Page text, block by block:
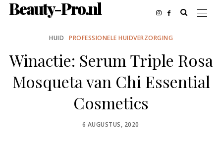
Beauty-Pro.nl
HUID PROFESSIONELE HUIDVERZORGING
Winactie: Serum Triple Rosa
Mosqueta van Chi Essential
Cosmetics
POSTED
6 AUGUSTUS, 2020